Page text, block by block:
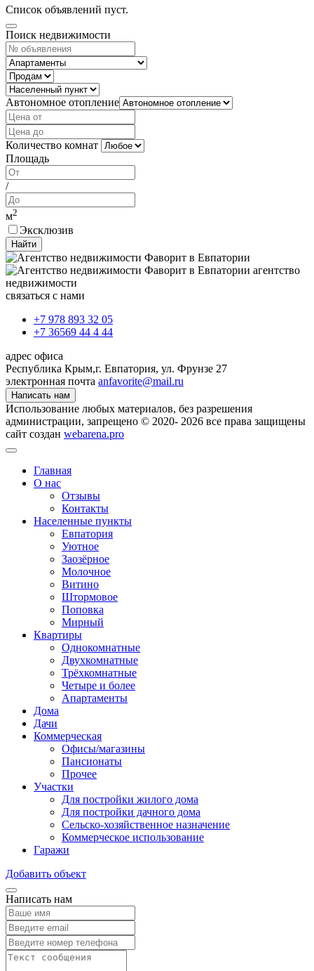
Список объявлений пуст.
Поиск недвижимости
Автономное отопление
Количество комнат
Площадь
/
м2
Эксклюзив
Найти
агентство
недвижимости
связаться с нами
+7 978 893 32 05
+7 36569 44 4 44
адрес офиса
Республика Крым,г. Евпатория, ул. Фрунзе 27
электронная почта anfavorite@mail.ru
Написать нам
Использование любых материалов, без разрешения
администрации, запрещено © 2020- 2026 все права защищены
сайт создан webarena.pro
Главная
О нас
Отзывы
Контакты
Населенные пункты
Евпатория
Уютное
Заозёрное
Молочное
Витино
Штормовое
Поповка
Мирный
Квартиры
Однокомнатные
Двухкомнатные
Трёхкомнатные
Четыре и более
Апартаменты
Дома
Дачи
Коммерческая
Офисы/магазины
Пансионаты
Прочее
Участки
Для постройки жилого дома
Для постройки дачного дома
Сельско-хозяйственное назначение
Коммерческое использование
Гаражи
Добавить объект
Написать нам